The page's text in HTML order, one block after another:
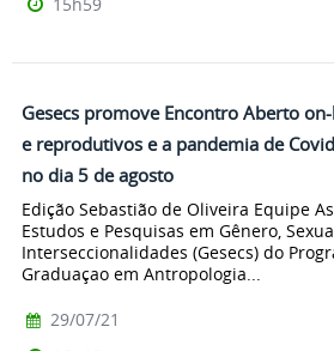
15h59
Gesecs promove Encontro Aberto
e reprodutivos e a pandemia de
no dia 5 de agosto
Edição Sebastião de Oliveira Equipe
Estudos e Pesquisas em Gênero,
Interseccionalidades (Gesecs) do
Graduaçao em Antropologia...
29/07/21